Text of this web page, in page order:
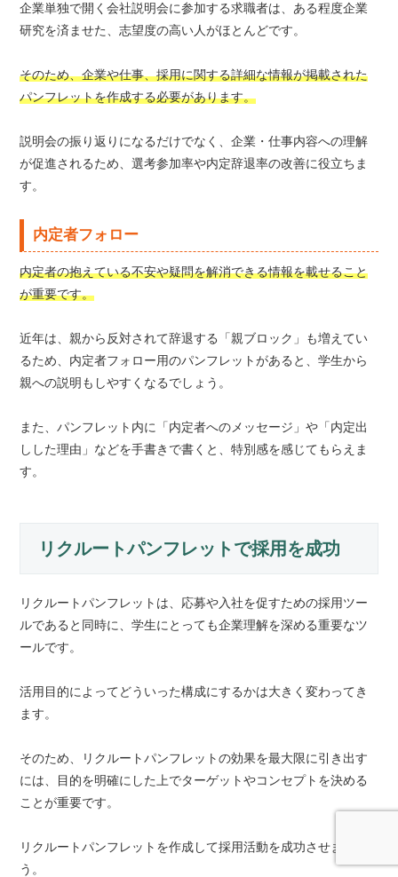
企業単独で開く会社説明会に参加する求職者は、ある程度企業
研究を済ませた、志望度の高い人がほとんどです。
そのため、企業や仕事、採用に関する詳細な情報が掲載された
パンフレットを作成する必要があります。
説明会の振り返りになるだけでなく、企業・仕事内容への理解
が促進されるため、選考参加率や内定辞退率の改善に役立ちま
す。
内定者フォロー
内定者の抱えている不安や疑問を解消できる情報を載せること
が重要です。
近年は、親から反対されて辞退する「親ブロック」も増えてい
るため、内定者フォロー用のパンフレットがあると、学生から
親への説明もしやすくなるでしょう。
また、パンフレット内に「内定者へのメッセージ」や「内定出
しした理由」などを手書きで書くと、特別感を感じてもらえま
す。
リクルートパンフレットで採用を成功
リクルートパンフレットは、応募や入社を促すための採用ツー
ルであると同時に、学生にとっても企業理解を深める重要なツ
ールです。
活用目的によってどういった構成にするかは大きく変わってき
ます。
そのため、リクルートパンフレットの効果を最大限に引き出す
には、目的を明確にした上でターゲットやコンセプトを決める
ことが重要です。
リクルートパンフレットを作成して採用活動を成功させましょ
う。